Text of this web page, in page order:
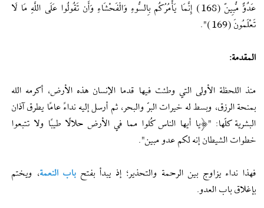
عَدُوٌّ مُّبِينٌ (168) إِنَّمَا يَأْمُرُكُم بِالسُّوءِ وَالْفَحْشَاءِ وَأَن تَقُولُوا عَلَى اللَّهِ مَا لَا
تَعْلَمُونَ (169)".
المقدمة:
منذ اللحظة الأولى التي وطئت فيها قدما الإنسان هذه الأرض، أكرمه الله
بمنحة الرزق، وبسط له خيرات البرّ والبحر، ثم أرسل إليه نداءً عامًا يطرق آذان
البشرية كلّها: "﴿يا أيها الناس كُلوا مما في الأرض حلالًا طيبًا ولا تتبعوا
خطوات الشيطان إنه لكم عدو مبين".
فهذا نداء يزاوج بين الرحمة والتحذير؛ إذ يبدأ بفتح باب النعمة، ويختم
بإغلاق باب العدو.